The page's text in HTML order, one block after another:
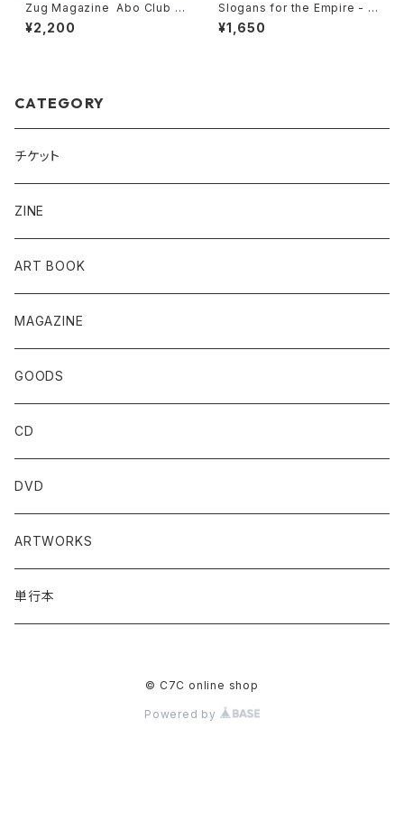
Zug Magazine Abo Club
#15 aka Randy Tischler
& Yves Suter
¥2,200
Slogans for the Empire - T
homas Marecki (Berlin, Ger
many)
¥1,650
CATEGORY
チケット
ZINE
ART BOOK
MAGAZINE
GOODS
CD
DVD
ARTWORKS
単行本
© C7C online shop
Powered by